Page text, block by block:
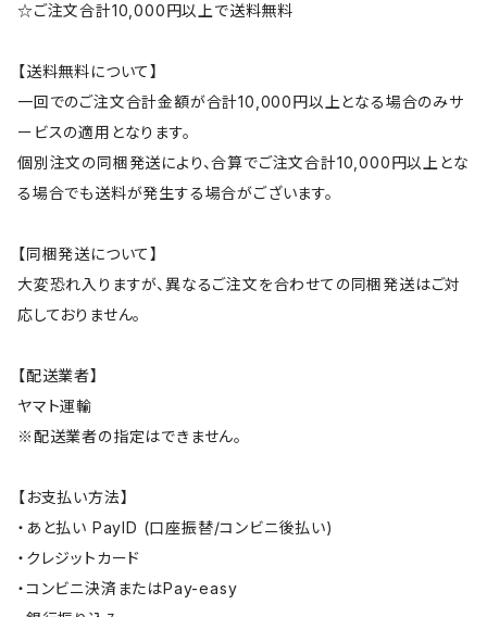
☆ご注文合計10,000円以上で送料無料
【送料無料について】
一回でのご注文合計金額が合計10,000円以上となる場合のみサ
ービスの適用となります。
個別注文の同梱発送により、合算でご注文合計10,000円以上とな
る場合でも送料が発生する場合がございます。
【同梱発送について】
大変恐れ入りますが、異なるご注文を合わせての同梱発送はご対
応しておりません。
【配送業者】
ヤマト運輸
※配送業者の指定はできません。
【お支払い方法】
・あと払い PayID (口座振替/コンビニ後払い)
・クレジットカード
・コンビニ決済またはPay-easy